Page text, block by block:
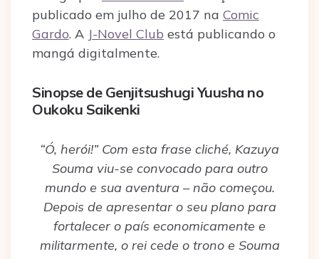
publicado em julho de 2017 na Comic
Gardo. A J-Novel Club está publicando o
mangá digitalmente.
Sinopse de Genjitsushugi Yuusha no
Oukoku Saikenki
“Ó, herói!” Com esta frase cliché, Kazuya
Souma viu-se convocado para outro
mundo e sua aventura – não começou.
Depois de apresentar o seu plano para
fortalecer o país economicamente e
militarmente, o rei cede o trono e Souma